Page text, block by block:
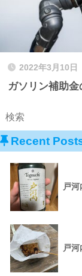
2022年3月10日
ガソリン補助
Recent
戸
戸